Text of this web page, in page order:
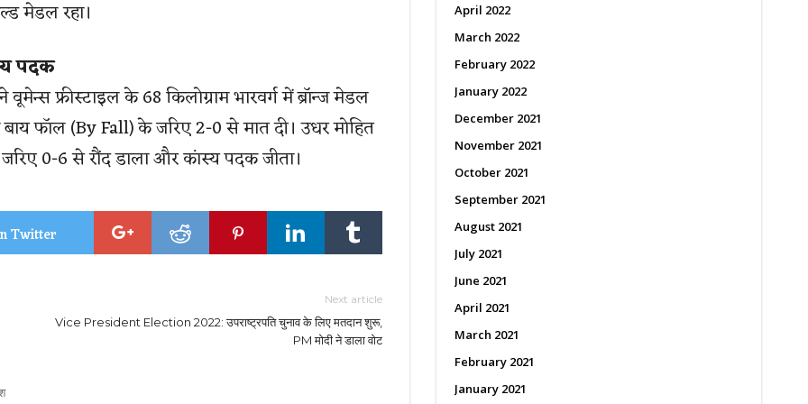
मेडल रहा।
पदक
फ्रीस्टाइल के 68 किलोग्राम भारवर्ग में ब्रॉन्ज मेडल
फॉल (By Fall) के जरिए 2-0 से मात दी। उधर मोहित
0-6 से रौंद डाला और कांस्य पदक जीता।
Twitter
Next article
Vice President Election 2022: उपराष्ट्रपति चुनाव के लिए मतदान शुरू,
PM मोदी ने डाला वोट
April 2022
March 2022
February 2022
January 2022
December 2021
November 2021
October 2021
September 2021
August 2021
July 2021
June 2021
April 2021
March 2021
February 2021
January 2021